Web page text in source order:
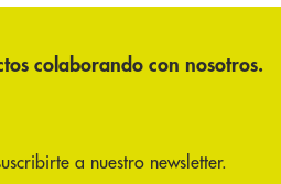
colaborando con nosotros.
a nuestro newsletter.